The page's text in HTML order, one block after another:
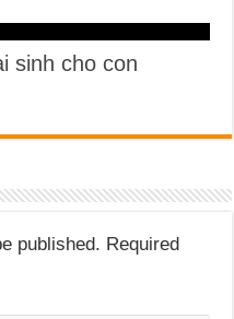
sinh cho con
published. Required